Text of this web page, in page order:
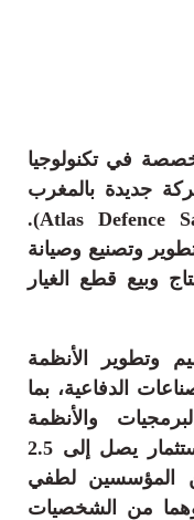
في تكنولوجيا
جديدة بالمغرب
تحت اسم “أطلس ديفنس” (Atlas Defence Sarl).
وتصنيع وصيانة
وبيع قطع الغيار
وتطوير الأنظمة
الدفاعية، بما
والأنظمة
الميكانيكية. ويأتي هذا المشروع باستثمار يصل إلى 2.5
المؤسسين لطفي
وهما من الشخصيات